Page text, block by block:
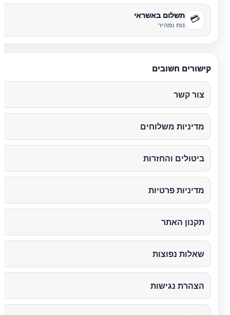
💳 תשלום באשראי
נוח ומהיר
קישורים חשובים
צור קשר
מדיניות משלוחים
ביטולים והחזרות
מדיניות פרטיות
תקנון האתר
שאלות נפוצות
הצהרת נגישות